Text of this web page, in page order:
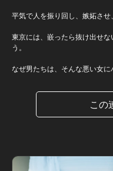
平気で人を振り回し、嫉妬さ
東京には、嵌ったら抜け出せ
う。
なぜ男たちは、そんな悪い女
この